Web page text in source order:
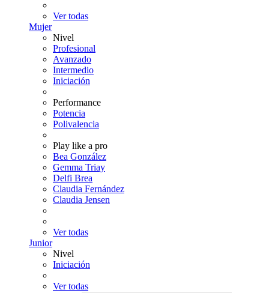
Ver todas
Mujer
Nivel
Profesional
Avanzado
Intermedio
Iniciación
Performance
Potencia
Polivalencia
Play like a pro
Bea González
Gemma Triay
Delfi Brea
Claudia Fernández
Claudia Jensen
Ver todas
Junior
Nivel
Iniciación
Ver todas